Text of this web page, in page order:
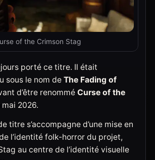
of the Crimson Stag
porté ce titre. Il était
sous le nom de The Fading of
d’être renommé Curse of the
mai 2026.
titre s’accompagne d’une mise en
l’identité folk-horror du projet,
au centre de l’identité visuelle